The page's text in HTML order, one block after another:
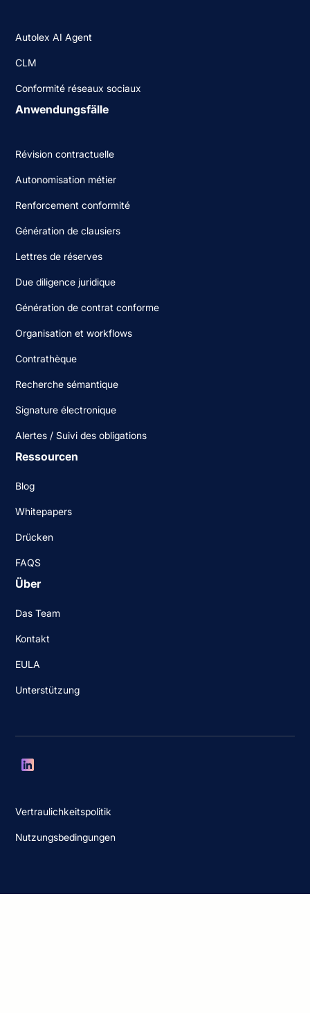
Autolex AI Agent
CLM
Conformité réseaux sociaux
Anwendungsfälle
Révision contractuelle
Autonomisation métier
Renforcement conformité
Génération de clausiers
Lettres de réserves
Due diligence juridique
Génération de contrat conforme
Organisation et workflows
Contrathèque
Recherche sémantique
Signature électronique
Alertes / Suivi des obligations
Ressourcen
Blog
Whitepapers
Drücken
FAQS
Über
Das Team
Kontakt
EULA
Unterstützung
Vertraulichkeitspolitik
Nutzungsbedingungen